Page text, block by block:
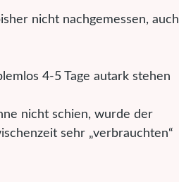
nicht nachgemessen, auch
4-5 Tage autark stehen
nicht schien, wurde der
sehr „verbrauchten“